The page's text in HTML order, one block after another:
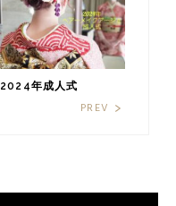
2024年成人式
PREV